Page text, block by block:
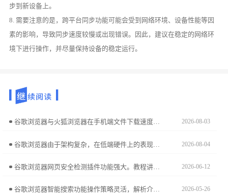
步到新设备上。
8. 需要注意的是，跨平台同步功能可能会受到网络环境、设备性能等因
素的影响，导致同步速度较慢或出现错误。因此，建议在稳定的网络环
境下进行操作，并尽量保持设备的稳定运行。
谷歌浏览器与火狐浏览器在手机端文件下载速度上有何差异？本篇横向测评通过多网络环境实测，客观展示两款浏览器的下载传输效率，为你选购上网工具提供精准参考。 2026-08-03
2026-08-04
谷歌浏览器网页安全检测插件功能强大。教程讲解配置方法、操作技巧及经验分享，帮助用户提升网页安全防护能力。 2026-06-12
谷歌浏览器智能搜索功能操作策略灵活，解析介绍了实用技巧，帮助用户快速获取内容并提升搜索效率。 2026-05-26